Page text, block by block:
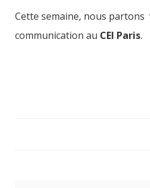
Cette semaine, nous partons
communication au CEI Paris.